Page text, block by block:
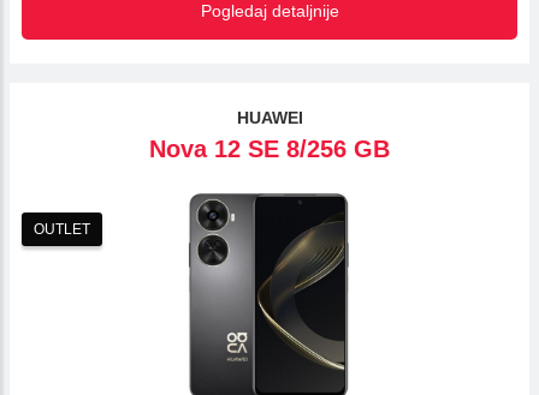
Pogledaj detaljnije
HUAWEI
Nova 12 SE 8/256 GB
OUTLET